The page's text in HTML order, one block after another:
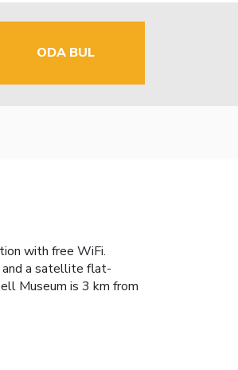
ODA BUL
with free WiFi.
and a satellite flat-
Museum is 3 km from